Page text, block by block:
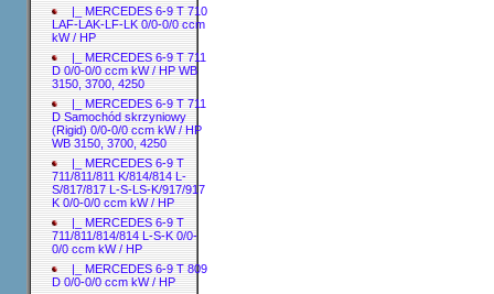
|_ MERCEDES 6-9 T 710
LAF-LAK-LF-LK 0/0-0/0 ccm
kW / HP
|_ MERCEDES 6-9 T 711
D 0/0-0/0 ccm kW / HP WB
3150, 3700, 4250
|_ MERCEDES 6-9 T 711
D Samochód skrzyniowy
(Rigid) 0/0-0/0 ccm kW / HP
WB 3150, 3700, 4250
|_ MERCEDES 6-9 T
711/811/811 K/814/814 L-
S/817/817 L-S-LS-K/917/917
K 0/0-0/0 ccm kW / HP
|_ MERCEDES 6-9 T
711/811/814/814 L-S-K 0/0-
0/0 ccm kW / HP
|_ MERCEDES 6-9 T 809
D 0/0-0/0 ccm kW / HP